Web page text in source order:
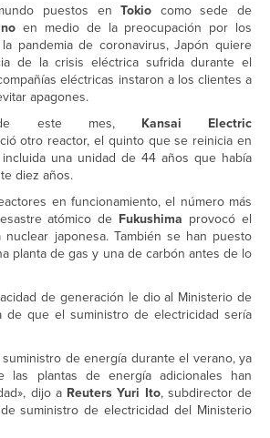
puestos enTokio como sede de
en medio de la preocupación por los
pandemia de coronavirus, Japón quiere
de la crisis eléctrica sufrida durante el
eléctricas instaron a los clientes a
apagones.
este mes, Kansai Electric
otro reactor, el quinto que se reinicia en
una unidad de 44 años que había
diez años.
en funcionamiento, el número más
atómico de Fukushima provocó el
japonesa. También se han puesto
planta de gas y una de carbón antes de lo
de generación le dio al Ministerio de
de que el suministro de electricidad sería
de energía durante el verano, ya
las plantas de energía adicionales han
dijo aReuters Yuri Ito, subdirector de
suministro de electricidad del Ministerio